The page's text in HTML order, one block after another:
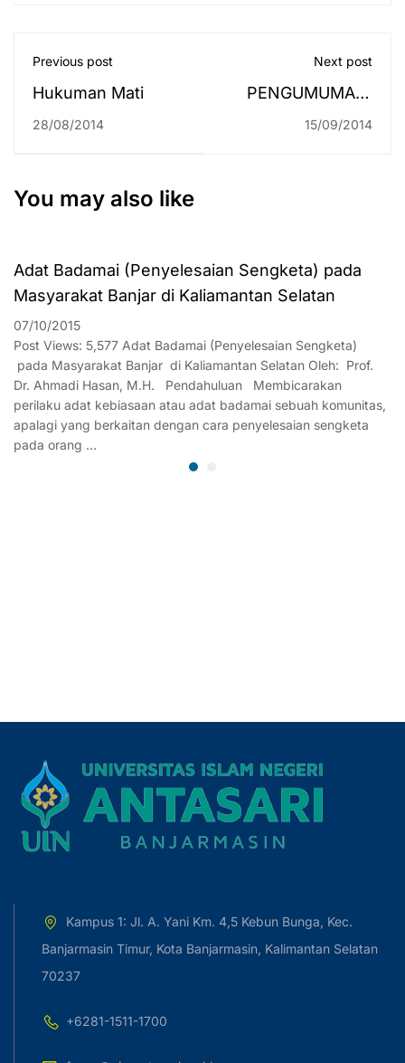
Previous post
Hukuman Mati
28/08/2014
Next post
PENGUMUMAN:
DOSEN
15/09/2014
You may also like
Adat Badamai (Penyelesaian Sengketa) pada
Masyarakat Banjar di Kaliamantan Selatan
07/10/2015
Post Views: 5,577 Adat Badamai (Penyelesaian Sengketa)
pada Masyarakat Banjar di Kaliamantan Selatan Oleh: Prof.
Dr. Ahmadi Hasan, M.H. Pendahuluan Membicarakan
perilaku adat kebiasaan atau adat badamai sebuah komunitas,
apalagi yang berkaitan dengan cara penyelesaian sengketa
pada orang …
Kampus 1: Jl. A. Yani Km. 4,5 Kebun Bunga, Kec.
Banjarmasin Timur, Kota Banjarmasin, Kalimantan Selatan
70237
+6281-1511-1700